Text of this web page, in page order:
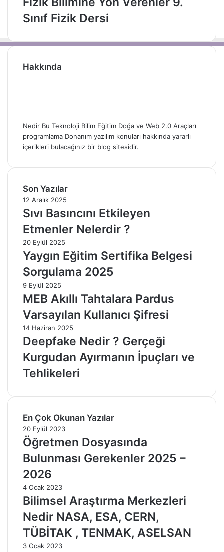
Sınıf Fizik Dersi
Hakkında
Nedir Bu Teknoloji Bilim Eğitim Doğa ve Web 2.0 Araçları
programlama Donanım yazılım konuları hakkında yararlı
içerikleri bulacağınız bir blog sitesidir.
Son Yazılar
12 Aralık 2025
Sıvı Basıncını Etkileyen
Etmenler Nelerdir ?
20 Eylül 2025
Yaygın Eğitim Sertifika Belgesi
Sorgulama 2025
9 Eylül 2025
MEB Akıllı Tahtalara Pardus
Varsayılan Kullanıcı Şifresi
14 Haziran 2025
Deepfake Nedir ? Gerçeği
Kurgudan Ayırmanın İpuçları ve
Tehlikeleri
En Çok Okunan Yazılar
20 Eylül 2023
Öğretmen Dosyasında
Bulunması Gerekenler 2025 –
2026
4 Ocak 2023
Bilimsel Araştırma Merkezleri
Nedir NASA, ESA, CERN,
TÜBİTAK , TENMAK, ASELSAN
3 Ocak 2023